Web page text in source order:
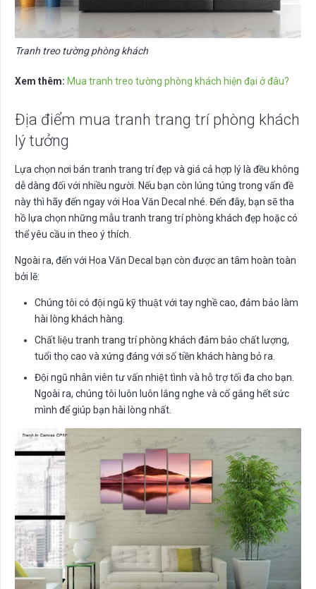
Tranh treo tường phòng khách
Xem thêm: Mua tranh treo tường phòng khách hiện đại ở đâu?
Địa điểm mua tranh trang trí phòng khách
lý tưởng
Lựa chọn nơi bán tranh trang trí đẹp và giá cả hợp lý là đều không
dễ dàng đối với nhiều người. Nếu bạn còn lúng túng trong vấn đề
này thì hãy đến ngay với Hoa Văn Decal nhé. Đến đây, bạn sẽ tha
hồ lựa chọn những mẫu tranh trang trí phòng khách đẹp hoặc có
thể yêu cầu in theo ý thích.
Ngoài ra, đến với Hoa Văn Decal bạn còn được an tâm hoàn toàn
bởi lẽ:
Chúng tôi có đội ngũ kỹ thuật với tay nghề cao, đảm bảo làm
hài lòng khách hàng.
Chất liệu tranh trang trí phòng khách đảm bảo chất lượng,
tuổi thọ cao và xứng đáng với số tiền khách hàng bỏ ra.
Đội ngũ nhân viên tư vấn nhiệt tình và hỗ trợ tối đa cho bạn.
Ngoài ra, chúng tôi luôn luôn lắng nghe và cố gắng hết sức
mình để giúp bạn hài lòng nhất.